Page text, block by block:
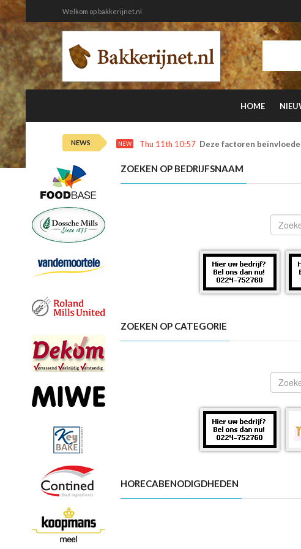
Welkom op bakkerijnet.nl
HOME
NEWS NEW Thu 11th 10:57 Deze factoren
ZOEKEN OP BEDRIJFSNAAM
ZOEKEN OP CATEGORIE
HORECABENODIGDHEDEN